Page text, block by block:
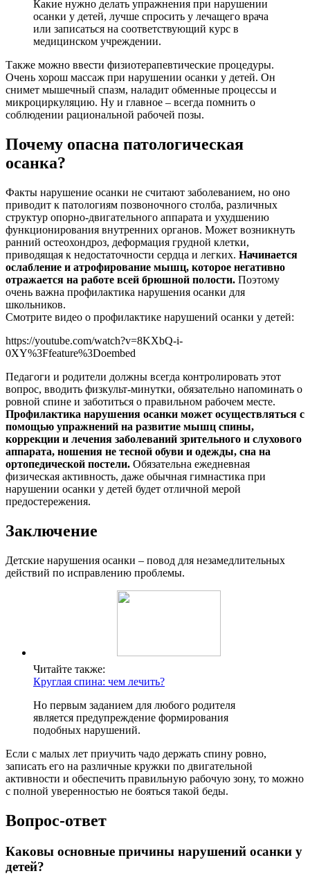
Какие нужно делать упражнения при нарушении
осанки у детей, лучше спросить у лечащего врача
или записаться на соответствующий курс в
медицинском учреждении.
Также можно ввести физиотерапевтические процедуры.
Очень хорош массаж при нарушении осанки у детей. Он
снимет мышечный спазм, наладит обменные процессы и
микроциркуляцию. Ну и главное – всегда помнить о
соблюдении рациональной рабочей позы.
Почему опасна патологическая
осанка?
Факты нарушение осанки не считают заболеванием, но оно
приводит к патологиям позвоночного столба, различных
структур опорно-двигательного аппарата и ухудшению
функционирования внутренних органов. Может возникнуть
ранний остеохондроз, деформация грудной клетки,
приводящая к недостаточности сердца и легких. Начинается
ослабление и атрофирование мышц, которое негативно
отражается на работе всей брюшной полости. Поэтому
очень важна профилактика нарушения осанки для
школьников.
Смотрите видео о профилактике нарушений осанки у детей:
https://youtube.com/watch?v=8KXbQ-i-
0XY%3Ffeature%3Doembed
Педагоги и родители должны всегда контролировать этот
вопрос, вводить физкульт-минутки, обязательно напоминать о
ровной спине и заботиться о правильном рабочем месте.
Профилактика нарушения осанки может осуществляться с
помощью упражнений на развитие мышц спины,
коррекции и лечения заболеваний зрительного и слухового
аппарата, ношения не тесной обуви и одежды, сна на
ортопедической постели. Обязательна ежедневная
физическая активность, даже обычная гимнастика при
нарушении осанки у детей будет отличной мерой
предостережения.
Заключение
Детские нарушения осанки – повод для незамедлительных
действий по исправлению проблемы.
Читайте также:
Круглая спина: чем лечить?
Но первым заданием для любого родителя
является предупреждение формирования
подобных нарушений.
Если с малых лет приучить чадо держать спину ровно,
записать его на различные кружки по двигательной
активности и обеспечить правильную рабочую зону, то можно
с полной уверенностью не бояться такой беды.
Вопрос-ответ
Каковы основные причины нарушений осанки у
детей?